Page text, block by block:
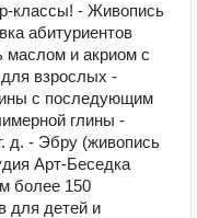
классы! - Живопись
абитуриентов
и акриом с
взрослых -
с последующим
глины -
д. - Эбру (живопись
Арт-Беседка
более 150
для детей и